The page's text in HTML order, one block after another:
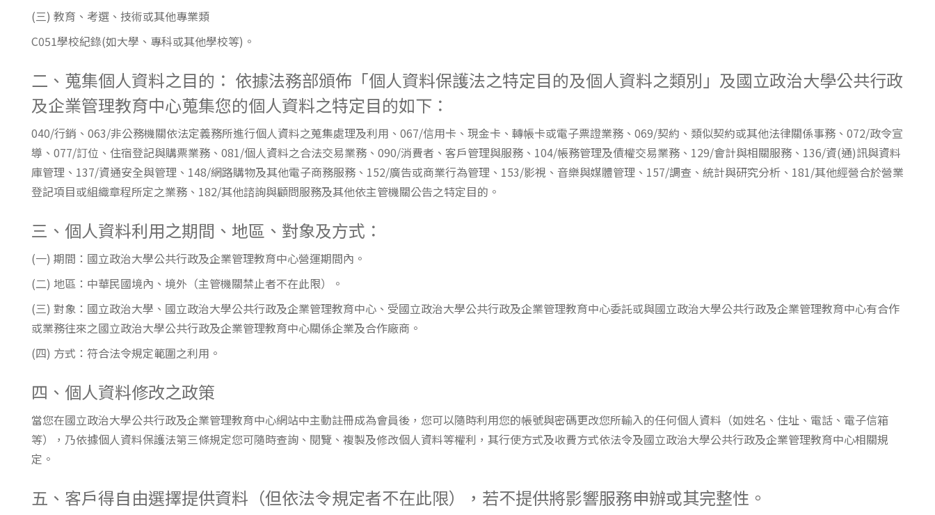
採購專業
隨班附讀
免費講座
(三) 教育、考選、技術或其他專業類
C051學校紀錄(如大學、專科或其他學校等)。
二、蒐集個人資料之目的： 依據法務部頒佈「個人資料保護法之特定目的及個人資料之類別」及國立政治大學公共行政
及企業管理教育中心蒐集您的個人資料之特定目的如下：
040/行銷、063/非公務機關依法定義務所進行個人資料之蒐集處理及利用、067/信用卡、現金卡、轉帳卡或電子票證業務、069/契約、類似契約或其他法律關係事務、072/政令宣
導、077/訂位、住宿登記與購票業務、081/個人資料之合法交易業務、090/消費者、客戶管理與服務、104/帳務管理及債權交易業務、129/會計與相關服務、136/資(通)訊與資料
庫管理、137/資通安全與管理、148/網路購物及其他電子商務服務、152/廣告或商業行為管理、153/影視、音樂與媒體管理、157/調查、統計與研究分析、181/其他經營合於營業
登記項目或組織章程所定之業務、182/其他諮詢與顧問服務及其他依主管機關公告之特定目的。
三、個人資料利用之期間、地區、對象及方式：
(一) 期間：國立政治大學公共行政及企業管理教育中心營運期間內。
(二) 地區：中華民國境內、境外（主管機關禁止者不在此限）。
(三) 對象：國立政治大學、國立政治大學公共行政及企業管理教育中心、受國立政治大學公共行政及企業管理教育中心委託或與國立政治大學公共行政及企業管理教育中心有合作
或業務往來之國立政治大學公共行政及企業管理教育中心關係企業及合作廠商。
(四) 方式：符合法令規定範圍之利用。
四、個人資料修改之政策
當您在國立政治大學公共行政及企業管理教育中心網站中主動註冊成為會員後，您可以隨時利用您的帳號與密碼更改您所輸入的任何個人資料（如姓名、住址、電話、電子信箱
等），乃依據個人資料保護法第三條規定您可隨時查詢、閱覽、複製及修改個人資料等權利，其行使方式及收費方式依法令及國立政治大學公共行政及企業管理教育中心相關規
定。
五、客戶得自由選擇提供資料（但依法令規定者不在此限），若不提供將影響服務申辦或其完整性。